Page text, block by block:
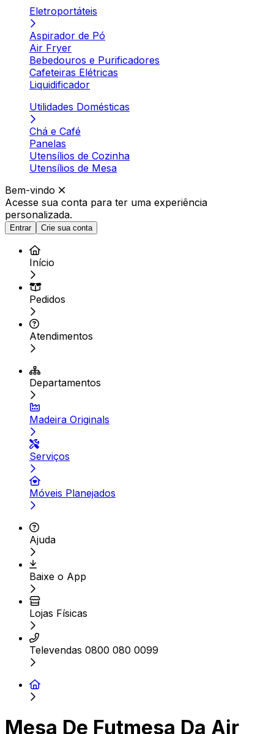
Eletroportáteis
Aspirador de Pó
Air Fryer
Bebedouros e Purificadores
Cafeteiras Elétricas
Liquidificador
Utilidades Domésticas
Chá e Café
Panelas
Utensílios de Cozinha
Utensílios de Mesa
Bem-vindo
Acesse sua conta para ter uma experiência
personalizada.
Entrar Crie sua conta
Início
Pedidos
Atendimentos
Departamentos
Madeira Originals
Serviços
Móveis Planejados
Ajuda
Baixe o App
Lojas Físicas
Televendas 0800 080 0099
Mesa De Futmesa Da Air